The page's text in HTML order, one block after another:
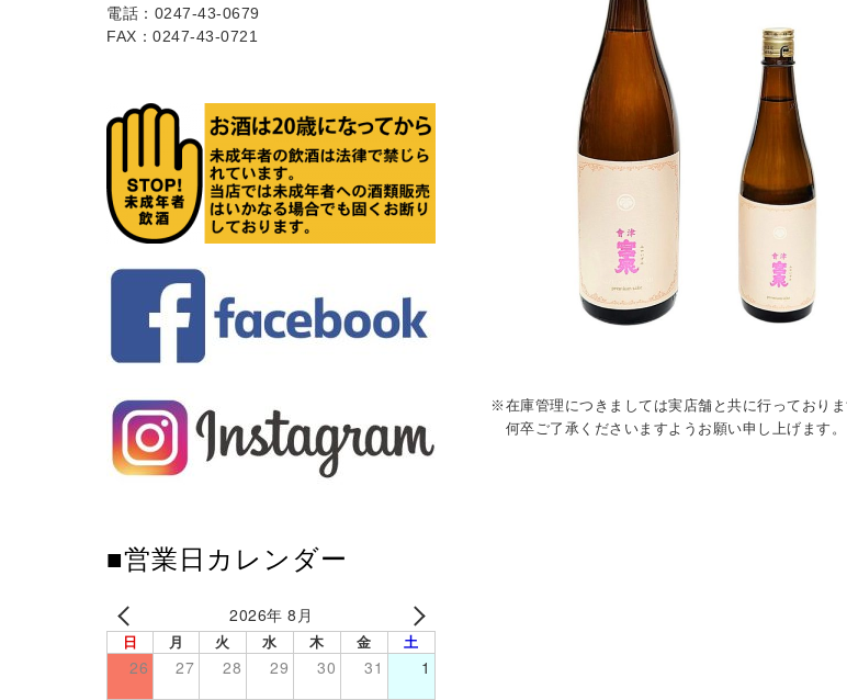
※在庫管理につきましては実店舗と共に行っており
何卒ご了承くださいますようお願い申し上げます。
電話：0247-43-0679
FAX：0247-43-0721
■営業日カレンダー
2026年 8月
日 月 火 水 木 金 土
26 27 28 29 30 31 1